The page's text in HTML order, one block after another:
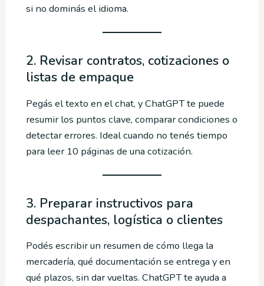
si no dominás el idioma.
2. Revisar contratos, cotizaciones o
listas de empaque
Pegás el texto en el chat, y ChatGPT te puede
resumir los puntos clave, comparar condiciones o
detectar errores. Ideal cuando no tenés tiempo
para leer 10 páginas de una cotización.
3. Preparar instructivos para
despachantes, logística o clientes
Podés escribir un resumen de cómo llega la
mercadería, qué documentación se entrega y en
qué plazos, sin dar vueltas. ChatGPT te ayuda a